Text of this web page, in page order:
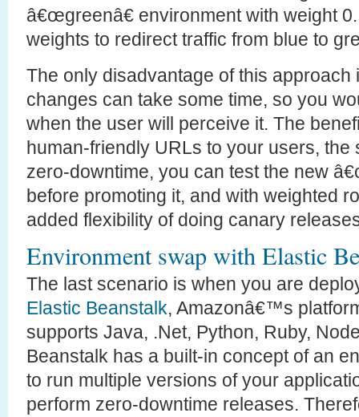
â€œgreenâ€ environment with weight
weights to redirect traffic from blue to
The only disadvantage of this approach
changes can take some time, so you
when the user will perceive it. The
human-friendly URLs to your users,
zero-downtime, you can test the new
before promoting it, and with weighted
added flexibility of doing canary
Environment swap with Elastic
The last scenario is when you are
Elastic Beanstalk, Amazonâ€™s
supports Java, .Net, Python, Ruby,
Beanstalk has a built-in concept of an
to run multiple versions of your
perform zero-downtime releases.